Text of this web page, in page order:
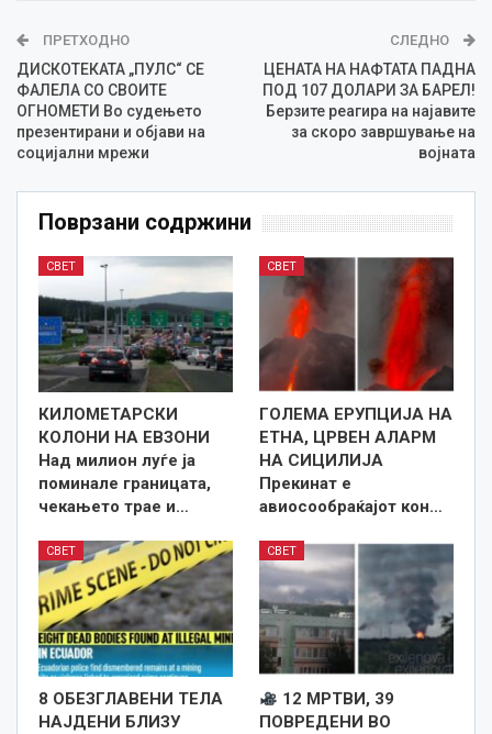
ПРЕТХОДНО
ДИСКОТЕКАТА „ПУЛС“ СЕ
ФАЛЕЛА СО СВОИТЕ
ОГНОМЕТИ Во судењето
презентирани и објави на
социјални мрежи
СЛЕДНО
ЦЕНАТА НА НАФТАТА ПАДНА
ПОД 107 ДОЛАРИ ЗА БАРЕЛ!
Берзите реагира на најавите
за скоро завршување на
војната
Поврзани содржини
СВЕТ
КИЛОМЕТАРСКИ
КОЛОНИ НА ЕВЗОНИ
Над милион луѓе ја
поминале границата,
чекањето трае и…
СВЕТ
ГОЛЕМА ЕРУПЦИЈА НА
ЕТНА, ЦРВЕН АЛАРМ
НА СИЦИЛИЈА
Прекинат е
авиосообраќајот кон…
СВЕТ
8 ОБЕЗГЛАВЕНИ ТЕЛА
НАЈДЕНИ БЛИЗУ
СВЕТ
12 МРТВИ, 39
ПОВРЕДЕНИ ВО